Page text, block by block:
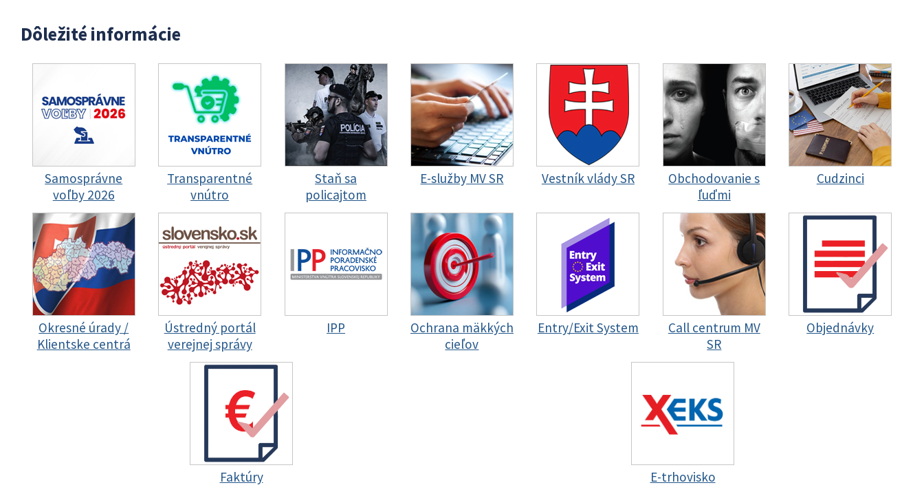
Dôležité informácie
Samosprávne
voľby 2026
Transparentné
vnútro
Staň sa
policajtom
E-služby MV SR Vestník vlády SR
Obchodovanie s
ľuďmi
Cudzinci
Okresné úrady /
Klientske centrá
Ústredný portál
verejnej správy
IPP
Ochrana mäkkých
cieľov
Entry/Exit System
Call centrum MV
SR
Objednávky
Faktúry E-trhovisko